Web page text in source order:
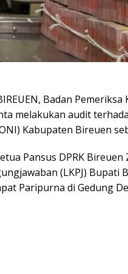
Badan
melakukan audit
Kabupaten Bireuen
Pansus DPRK
(LKPJ) Bupati
Paripurna di Gedung